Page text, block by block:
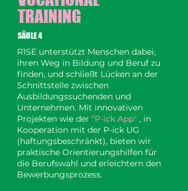
TRAINING
SÄULE 4
R1SE unterstützt Menschen dabei,
ihren Weg in Bildung und Beruf zu
finden, und schließt Lücken an der
Schnittstelle zwischen
Ausbildungssuchenden und
Unternehmen. Mit innovativen
Projekten wie der "P-ick App" , in
Kooperation mit der P-ick UG
(haftungsbeschränkt), bieten wir
praktische Orientierungshilfen für
die Berufswahl und erleichtern den
Bewerbungsprozess.